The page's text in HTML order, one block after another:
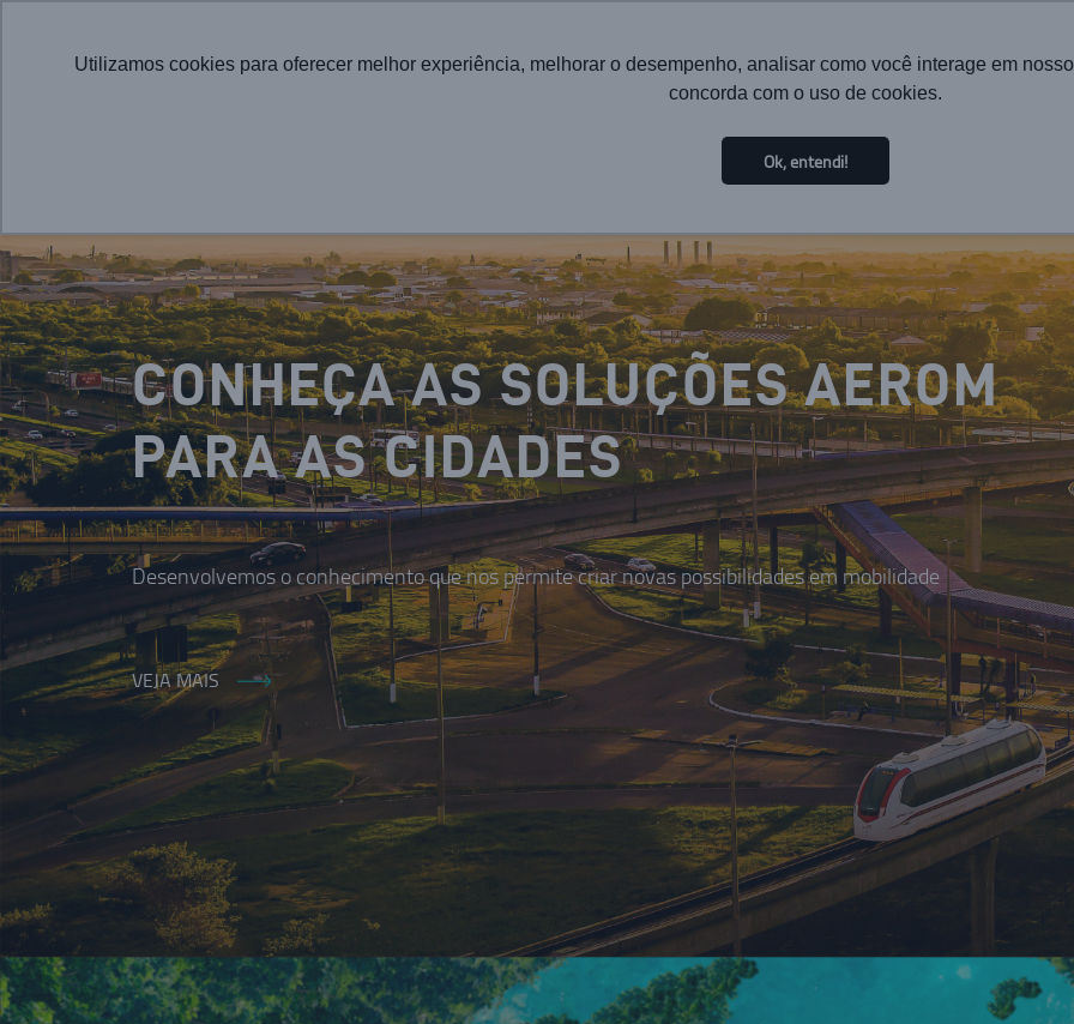
Utilizamos cookies para oferecer melhor experiência, melhorar o desempenho, analisar como você interage em
concorda com o uso de cookies.
Ok, entendi!
INSTITUCIONAL TECNOLOGIA
CONHEÇA AS SOLUÇÕES AEROM
PARA AS CIDADES
Desenvolvemos o conhecimento que nos permite criar novas possibilidades em mobilidade
VEJA MAIS